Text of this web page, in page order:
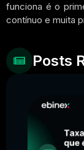
funciona é o
contínuo e muita
Posts